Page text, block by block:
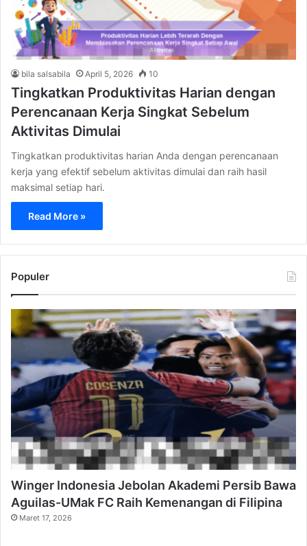
bila salsabila April 5, 2026 10
Tingkatkan Produktivitas Harian dengan
Perencanaan Kerja Singkat Sebelum
Aktivitas Dimulai
Tingkatkan produktivitas harian Anda dengan perencanaan
kerja yang efektif sebelum aktivitas dimulai dan raih hasil
maksimal setiap hari.
Read More »
Populer
Winger Indonesia Jebolan Akademi Persib Bawa
Aguilas-UMak FC Raih Kemenangan di Filipina
Maret 17, 2026